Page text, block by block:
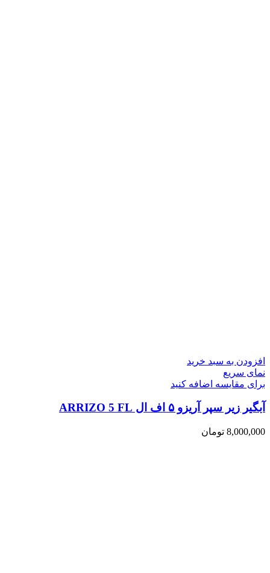
افزودن به سبد خرید
نمای سریع
برای مقایسه اضافه کنید
آبگیر زیر سپر آریزو ۵ اف ال ARRIZO 5 FL
8,000,000 تومان